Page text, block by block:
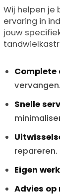
Wij helpen je
ervaring in
jouw
Complete
vervangen.
Snelle
repareren.
Eigen
Advies op